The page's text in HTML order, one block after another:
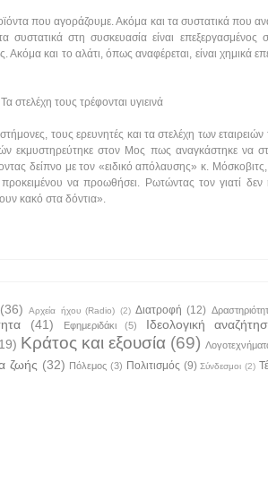
που αγοράζουμε. Ακόμα και τα συστατικά που
στη συσκευασία είναι επεξεργασμένος
Ακόμα και το αλάτι, όπως αναφέρεται, είναι χημικά
Τα στελέχη τους τρέφονται υγιεινά
τους ερευνητές και τα στελέχη των
εκμυστηρεύτηκε στον Μος πως αναγκάστηκε να
δείπνο με τον «ειδικό απόλαυσης» κ.
να προωθήσει. Ρωτώντας τον γιατί
κακό στα δόντια».
(36) Αρχεία ήχου (Radio) (2) Διατροφή (12)
(41) Εφημεριδάκι (5) Ιδεολογική
Κράτος και εξουσία (69)
ζωής (32) Πόλεμος (3) Πολιτισμός (9) Σύνδεσμοι (2)